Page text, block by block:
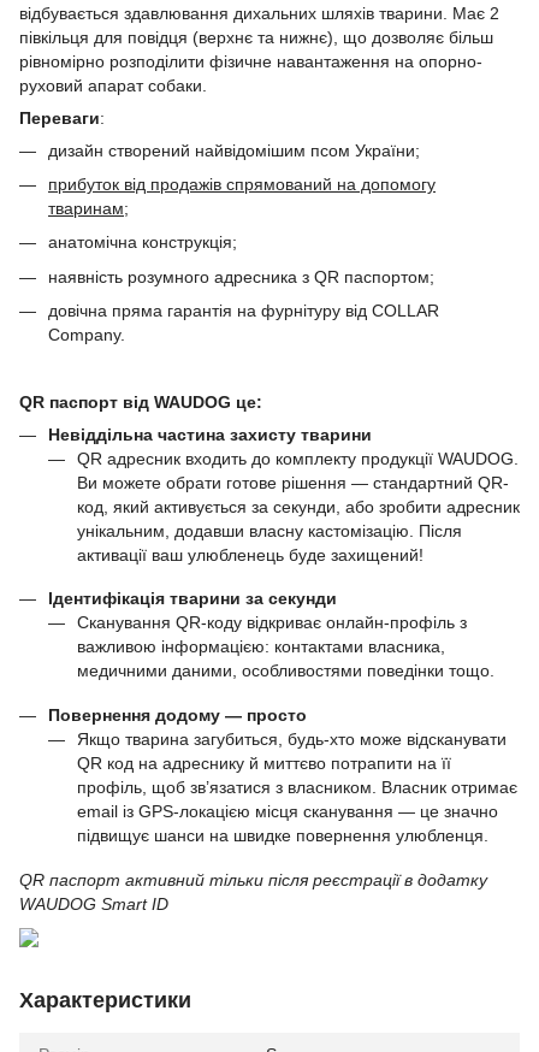
відбувається здавлювання дихальних шляхів тварини. Має 2
півкільця для повідця (верхнє та нижнє), що дозволяє більш
рівномірно розподілити фізичне навантаження на опорно-
руховий апарат собаки.
Переваги:
дизайн створений найвідомішим псом України;
прибуток від продажів спрямований на допомогу
тваринам;
анатомічна конструкція;
наявність розумного адресника з QR паспортом;
довічна пряма гарантія на фурнітуру від COLLAR
Company.
QR паспорт від WAUDOG це:
Невіддільна частина захисту тварини
QR адресник входить до комплекту продукції WAUDOG.
Ви можете обрати готове рішення — стандартний QR-
код, який активується за секунди, або зробити адресник
унікальним, додавши власну кастомізацію. Після
активації ваш улюбленець буде захищений!
Ідентифікація тварини за секунди
Сканування QR-коду відкриває онлайн-профіль з
важливою інформацією: контактами власника,
медичними даними, особливостями поведінки тощо.
Повернення додому — просто
Якщо тварина загубиться, будь-хто може відсканувати
QR код на адреснику й миттєво потрапити на її
профіль, щоб зв’язатися з власником. Власник отримає
email із GPS-локацією місця сканування — це значно
підвищує шанси на швидке повернення улюбленця.
QR паспорт активний тільки після реєстрації в додатку
WAUDOG Smart ID
Характеристики